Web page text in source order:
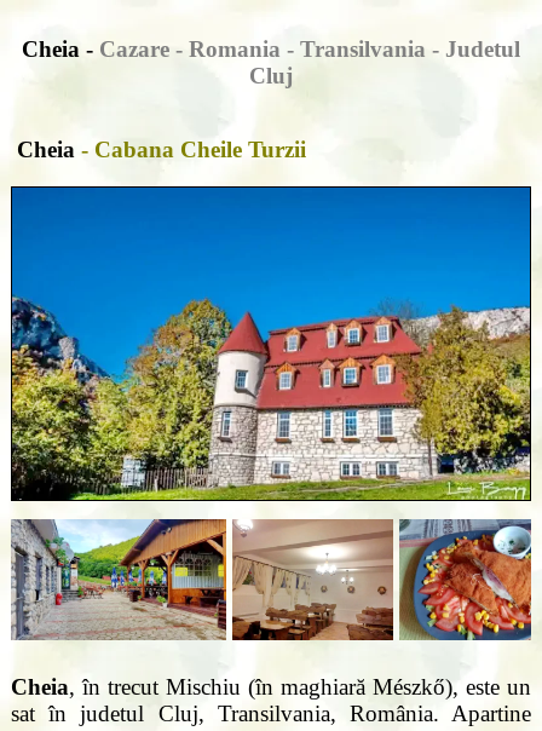
Cheia - Cazare - Romania - Transilvania - Judetul
Cluj
Cheia - Cabana Cheile Turzii
Cheia, în trecut Mischiu (în maghiară Mészkő), este un
sat în judetul Cluj, Transilvania, România. Apartine